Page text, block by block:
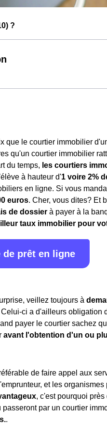
?
que le courtier immobilier
qu'un courtier immobilier
du temps, les courtiers
à hauteur d'1 voire 2%
en ligne. Si vous
euros. Cher, vous dites? Et
de dossier à payer à la
taux immobilier pour
de prêt en ligne
veillez toujours à
Celui-ci a d'ailleurs obligation
payer le courtier sachez
avant l'obtention d'un ou
de faire appel aux
et les
, c'est pourquoi
par un courtier
.